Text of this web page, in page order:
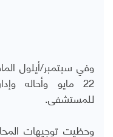
وفي سبتمبر/أيلول
22 مايو وأحاله
للمستشفى.
وحظيت توجيهات